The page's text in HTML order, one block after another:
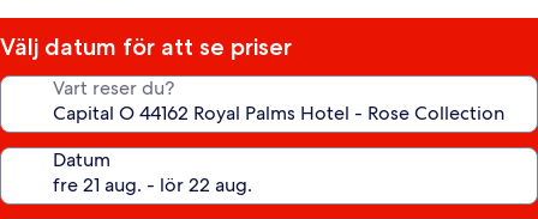
Välj datum för att se priser
Vart reser du?
Datum